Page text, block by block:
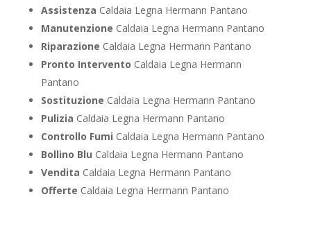
Assistenza Caldaia Legna Hermann Pantano
Manutenzione Caldaia Legna Hermann Pantano
Riparazione Caldaia Legna Hermann Pantano
Pronto Intervento Caldaia Legna Hermann
Pantano
Sostituzione Caldaia Legna Hermann Pantano
Pulizia Caldaia Legna Hermann Pantano
Controllo Fumi Caldaia Legna Hermann Pantano
Bollino Blu Caldaia Legna Hermann Pantano
Vendita Caldaia Legna Hermann Pantano
Offerte Caldaia Legna Hermann Pantano